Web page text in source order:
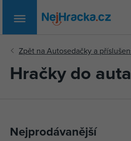
Hračky do auta
Nejprodávanější